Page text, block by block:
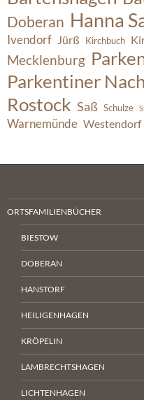
Doberan Hanna
Ivendorf Jürß Kirchbuch
Mecklenburg
Parkentiner
Rostock Saß Schulze
Warnemünde Westendorf
ORTSFAMILIENBÜCHER
BIESTOW
DOBERAN
HANSTORF
HEILIGENHAGEN
KRÖPELIN
LAMBRECHTSHAGEN
LICHTENHAGEN